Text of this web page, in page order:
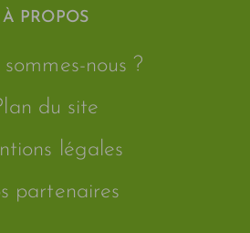
À PROPOS
nous ?
du site
légales
partenaires